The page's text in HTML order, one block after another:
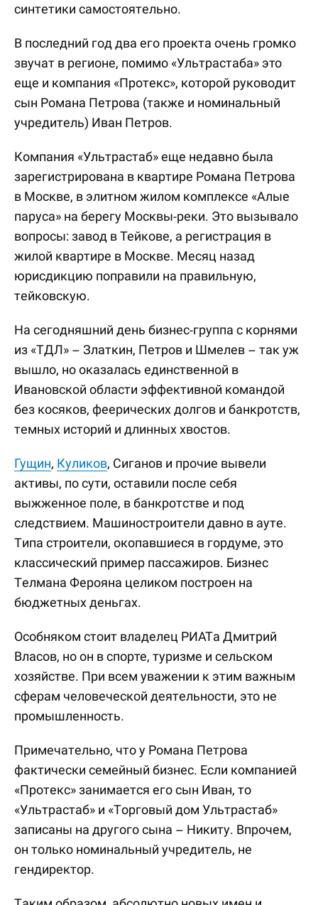
синтетики самостоятельно.
В последний год два его проекта очень громко
звучат в регионе, помимо «Ультрастаба» это
еще и компания «Протекс», которой руководит
сын Романа Петрова (также и номинальный
учредитель) Иван Петров.
Компания «Ультрастаб» еще недавно была
зарегистрирована в квартире Романа Петрова
в Москве, в элитном жилом комплексе «Алые
паруса» на берегу Москвы-реки. Это вызывало
вопросы: завод в Тейкове, а регистрация в
жилой квартире в Москве. Месяц назад
юрисдикцию поправили на правильную,
тейковскую.
На сегодняшний день бизнес-группа с корнями
из «ТДЛ» – Златкин, Петров и Шмелев – так уж
вышло, но оказалась единственной в
Ивановской области эффективной командой
без косяков, феерических долгов и банкротств,
темных историй и длинных хвостов.
Гущин, Куликов, Сиганов и прочие вывели
активы, по сути, оставили после себя
выжженное поле, в банкротстве и под
следствием. Машиностроители давно в ауте.
Типа строители, окопавшиеся в гордуме, это
классический пример пассажиров. Бизнес
Телмана Ферояна целиком построен на
бюджетных деньгах.
Особняком стоит владелец РИАТа Дмитрий
Власов, но он в спорте, туризме и сельском
хозяйстве. При всем уважении к этим важным
сферам человеческой деятельности, это не
промышленность.
Примечательно, что у Романа Петрова
фактически семейный бизнес. Если компанией
«Протекс» занимается его сын Иван, то
«Ультрастаб» и «Торговый дом Ультрастаб»
записаны на другого сына – Никиту. Впрочем,
он только номинальный учредитель, не
гендиректор.